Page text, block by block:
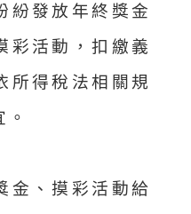
紛發放年終獎金
彩活動，扣繳義
所得稅法相關規
金、摸彩活動給